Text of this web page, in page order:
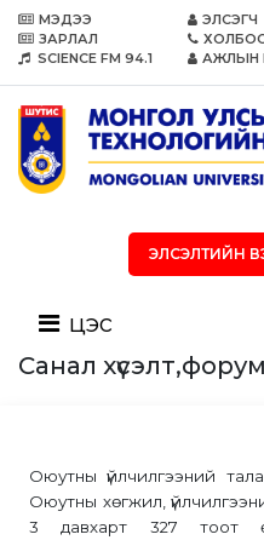
МЭДЭЭ
ЗАРЛАЛ
SCIENCE FM 94.1
ЭЛСЭГЧ
АЖЛЫН
ЭЛСЭЛТИЙН
цэс
Санал хүсэлт,форум
Оюутны үйлчилгээний
Оюутны хөгжил,
3 давхарт 327 тоот